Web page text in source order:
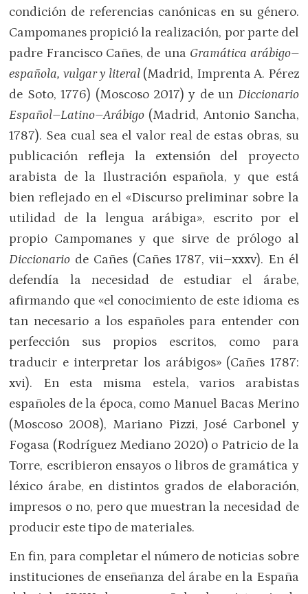
condición de referencias canónicas en su género.
Campomanes propició la realización, por parte del
padre Francisco Cañes, de una Gramática arábigo–
española, vulgar y literal(Madrid, Imprenta A. Pérez
de Soto, 1776) (Moscoso 2017) y de un Diccionario
Español–Latino–Arábigo (Madrid, Antonio Sancha,
1787). Sea cual sea el valor real de estas obras, su
publicación refleja la extensión del proyecto
arabista de la Ilustración española, y que está
bien reflejado en el «Discurso preliminar sobre la
utilidad de la lengua arábiga», escrito por el
propio Campomanes y que sirve de prólogo al
Diccionario de Cañes (Cañes 1787, vii–xxxv). En él
defendía la necesidad de estudiar el árabe,
afirmando que «el conocimiento de este idioma es
tan necesario a los españoles para entender con
perfección sus propios escritos, como para
traducir e interpretar los arábigos» (Cañes 1787:
xvi). En esta misma estela, varios arabistas
españoles de la época, como Manuel Bacas Merino
(Moscoso 2008), Mariano Pizzi, José Carbonel y
Fogasa (Rodríguez Mediano 2020) o Patricio de la
Torre, escribieron ensayos o libros de gramática y
léxico árabe, en distintos grados de elaboración,
impresos o no, pero que muestran la necesidad de
producir este tipo de materiales.
En fin, para completar el número de noticias sobre
instituciones de enseñanza del árabe en la España